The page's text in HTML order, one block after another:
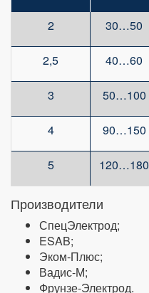
2 30…50
2,5 40…60
3 50…100
4 90…150
5 120…180
Производители
СпецЭлектрод;
ESAB;
Эком-Плюс;
Вадис-М;
Фрунзе-Электрод.